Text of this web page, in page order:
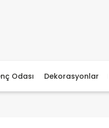
Odası Dekorasyonlar